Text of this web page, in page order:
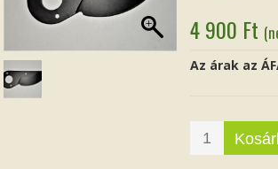
4 900 Ft
Az árak az